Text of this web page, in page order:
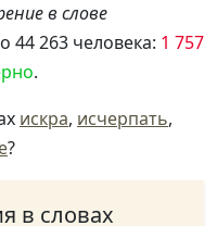
в слове
44 263 человека: 1 757
.
искра, исчерпать,
?
в словах